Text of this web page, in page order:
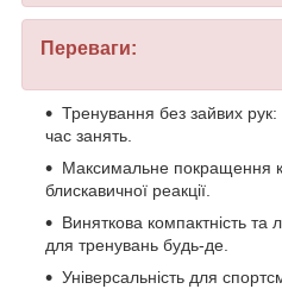
Переваги:
Тренування без зайвих рук:
час занять.
Максимальне покращення
блискавичної реакції.
Виняткова компактність та
для тренувань будь-де.
Універсальність для